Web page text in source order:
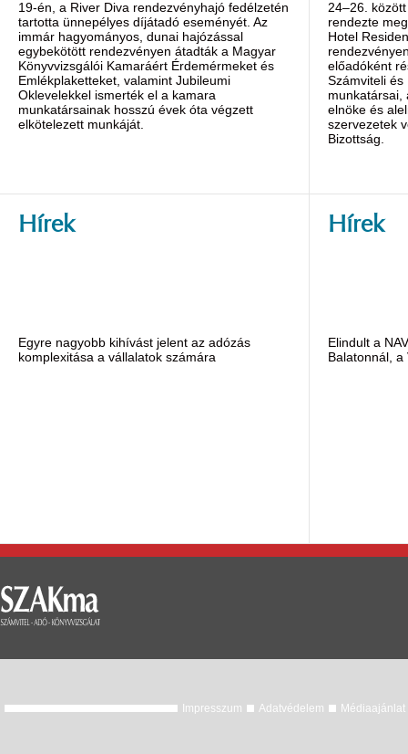
19-én, a River Diva rendezvényhajó fedélzetén
tartotta ünnepélyes díjátadó eseményét. Az
immár hagyományos, dunai hajózással
egybekötött rendezvényen átadták a Magyar
Könyvvizsgálói Kamaráért Érdemérmeket és
Emlékplaketteket, valamint Jubileumi
Oklevelekkel ismerték el a kamara
munkatársainak hosszú évek óta végzett
elkötelezett munkáját.
24–26.
rendezte
Hotel
előadóként
Számviteli és
munkatársai,
elnöke és
szervezetek
Bizottság.
Hírek
Egyre nagyobb kihívást jelent az adózás
komplexitása a vállalatok számára
Hírek
Elindult a
Balatonnál, a
Impresszum Adatvédelem Médiaajánlat